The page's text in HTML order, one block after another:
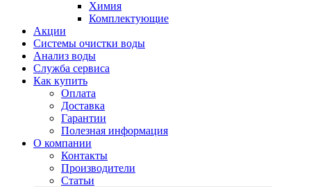
Химия
Комплектующие
Акции
Системы очистки воды
Анализ воды
Служба сервиса
Как купить
Оплата
Доставка
Гарантии
Полезная информация
О компании
Контакты
Производители
Статьи